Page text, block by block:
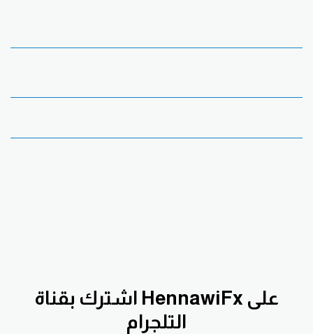
اشترك بقناة HennawiFx على
التلجرام